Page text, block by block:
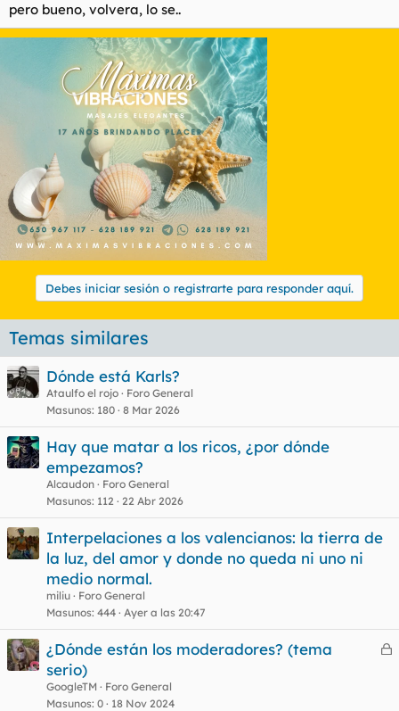
pero bueno, volvera, lo se..
Debes iniciar sesión o registrarte para responder aquí.
Temas similares
Dónde está Karls?
Ataulfo el rojo
Foro General
Masunos 180 8 Mar 2026
Hay que matar a los ricos, ¿por dónde
empezamos?
Alcaudon
Foro General
Masunos 112 22 Abr 2026
Interpelaciones a los valencianos: la tierra de
la luz, del amor y donde no queda ni uno ni
medio normal.
miliu
Foro General
Masunos 444 Ayer a las 20:47
C
¿Dónde están los moderadores? (tema
serio)
GoogleTM
Foro General
Masunos 0 18 Nov 2024